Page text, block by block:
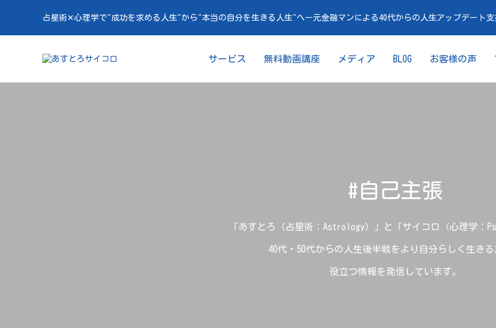
占星術✕心理学で"成功を求める人生"から"本当の自分を生きる人生"へー元金融マンによる40代からの人生アップデート支
サービス 無料動画講座 メディア BLOG お客様の声
#自己主張
「あすとろ（占星術：Astrology）」と「サイコロ（心理学：
40代・50代からの人生後半戦をより自分らしく生きる
役立つ情報を発信しています。